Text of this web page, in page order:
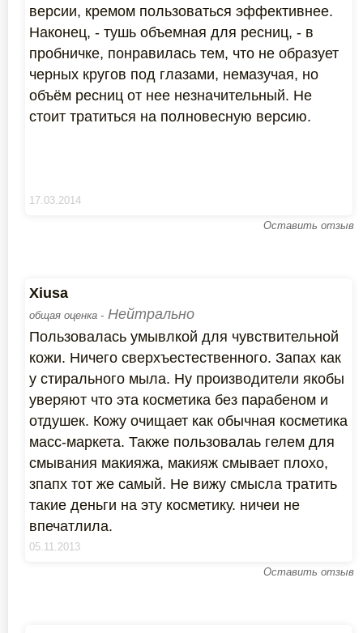
версии, кремом пользоваться эффективнее.
Наконец, - тушь объемная для ресниц, - в
пробничке, понравилась тем, что не образует
черных кругов под глазами, немазучая, но
объём ресниц от нее незначительный. Не
стоит тратиться на полновесную версию.
17.03.2014
Оставить отзыв
Xiusa
общая оценка - Нейтрально
Пользовалась умывлкой для чувствительной
кожи. Ничего сверхъестественного. Запах как
у стирального мыла. Ну производители якобы
уверяют что эта косметика без парабеном и
отдушек. Кожу очищает как обычная косметика
масс-маркета. Также пользовалаь гелем для
смывания макияжа, макияж смывает плохо,
зпапх тот же самый. Не вижу смысла тратить
такие деньги на эту косметику. ничеи не
впечатлила.
05.11.2013
Оставить отзыв